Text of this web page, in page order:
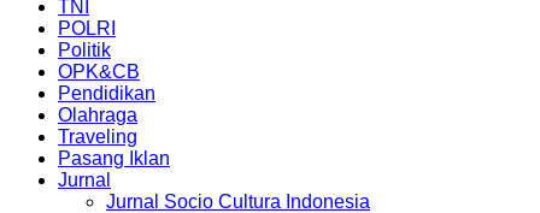
TNI
POLRI
Politik
OPK&CB
Pendidikan
Olahraga
Traveling
Pasang Iklan
Jurnal
Jurnal Socio Cultura Indonesia